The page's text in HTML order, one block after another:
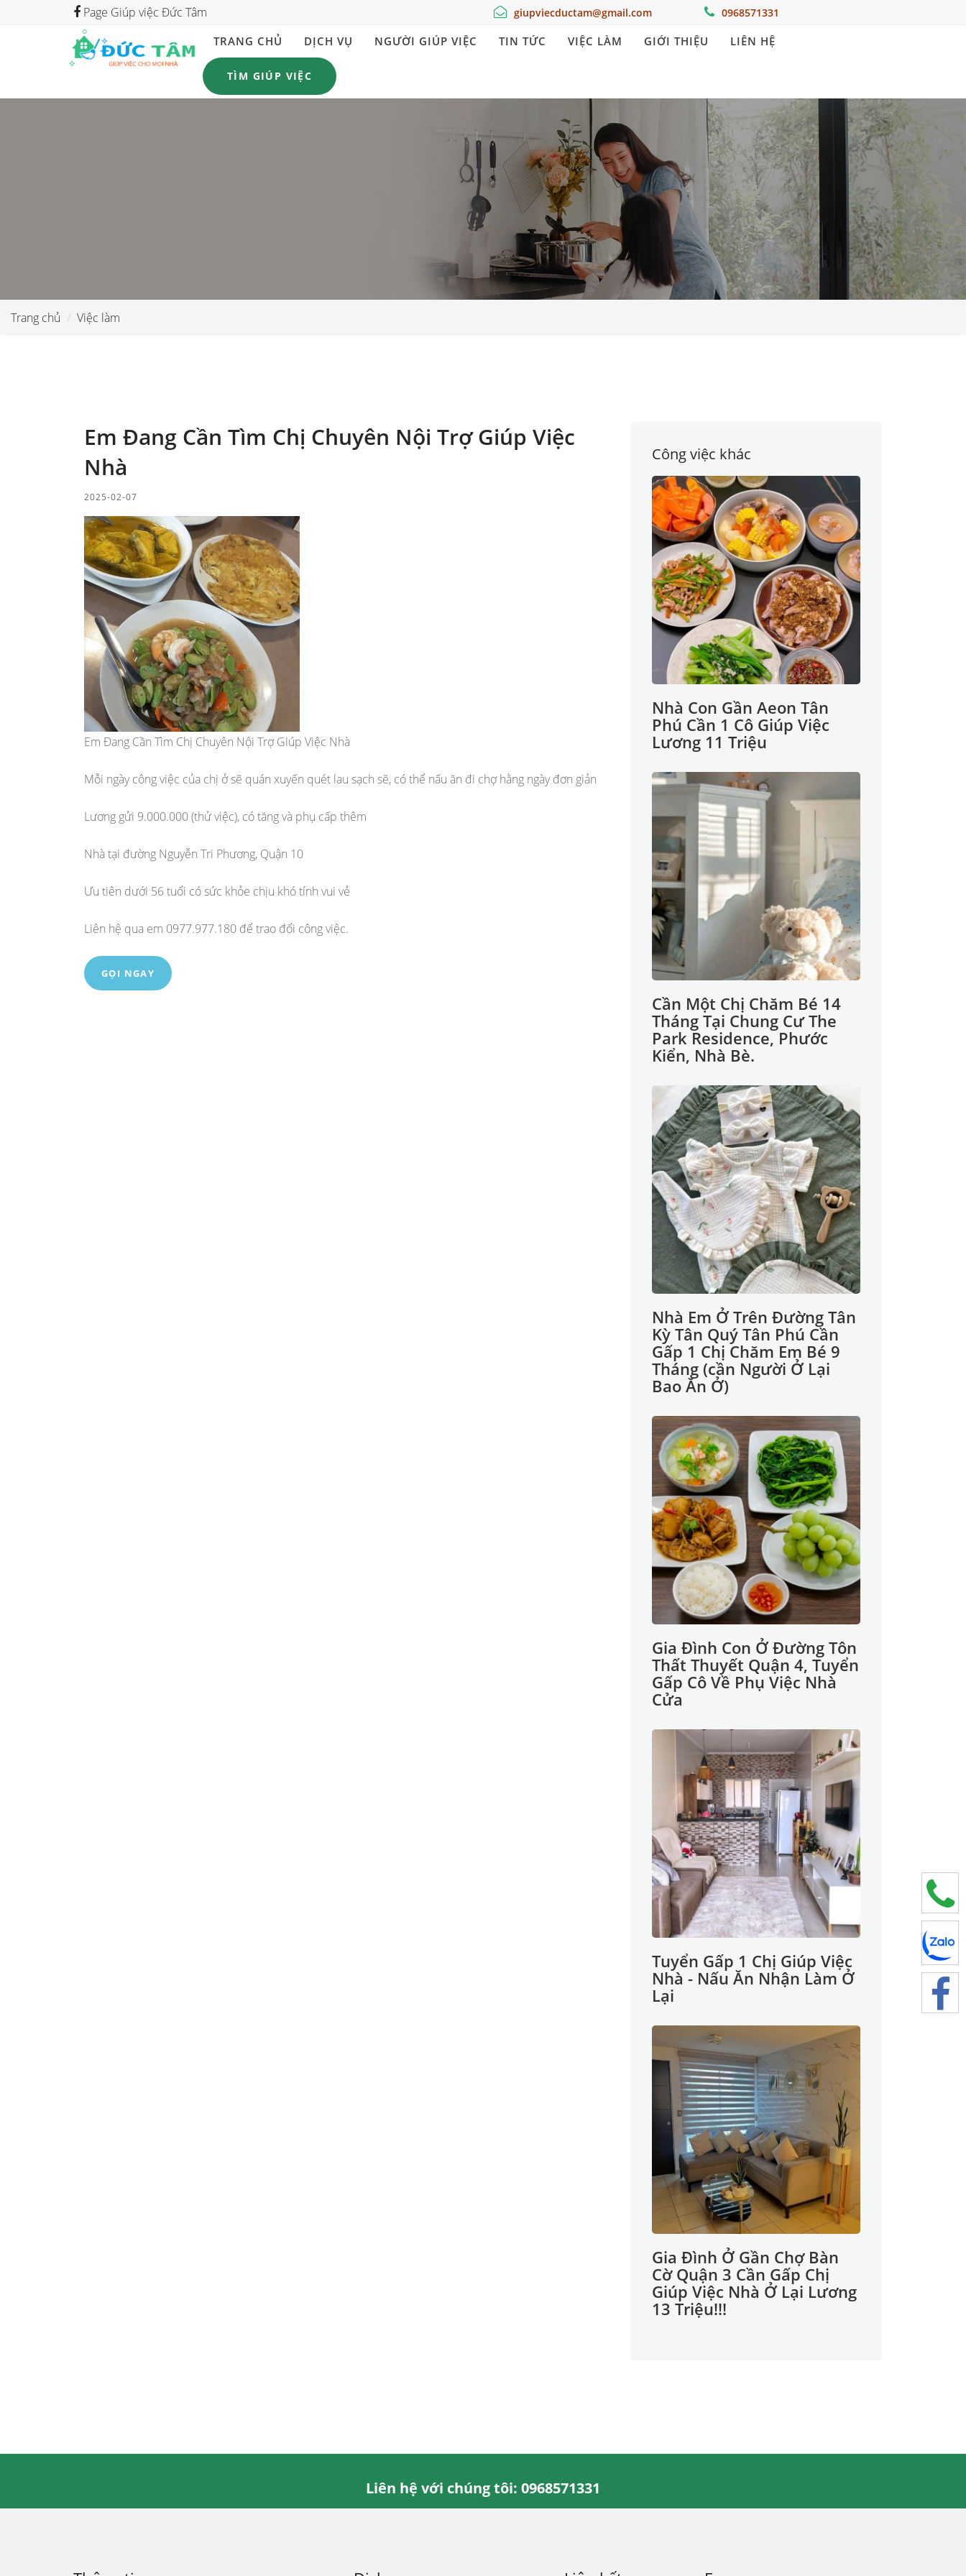
Page Giúp việc Đức Tâm giupviecductam@gmail.com 0968571331
TRANG CHỦ DỊCH VỤ NGƯỜI GIÚP VIỆC TIN TỨC VIỆC LÀM GIỚI THIỆU LIÊN HỆ
TÌM GIÚP VIỆC
Trang chủ Việc làm
Em Đang Cần Tìm Chị Chuyên Nội Trợ Giúp Việc
Nhà
2025-02-07
Em Đang Cần Tìm Chị Chuyên Nội Trợ Giúp Việc Nhà
Mỗi ngày công việc của chị ở sẽ quán xuyến quét lau sạch sẽ, có thể nấu ăn đi chợ hằng ngày đơn giản
Lương gửi 9.000.000 (thử việc), có tăng và phụ cấp thêm
Nhà tại đường Nguyễn Tri Phương, Quận 10
Ưu tiên dưới 56 tuổi có sức khỏe chịu khó tính vui vẻ
Liên hệ qua em 0977.977.180 để trao đổi công việc.
GỌI NGAY
Công việc khác
Nhà Con Gần Aeon Tân
Phú Cần 1 Cô Giúp Việc
Lương 11 Triệu
Cần Một Chị Chăm Bé 14
Tháng Tại Chung Cư The
Park Residence, Phước
Kiển, Nhà Bè.
Nhà Em Ở Trên Đường Tân
Kỳ Tân Quý Tân Phú Cần
Gấp 1 Chị Chăm Em Bé 9
Tháng (cần Người Ở Lại
Bao Ăn Ở)
Gia Đình Con Ở Đường Tôn
Thất Thuyết Quận 4, Tuyển
Gấp Cô Về Phụ Việc Nhà
Cửa
Tuyển Gấp 1 Chị Giúp Việc
Nhà - Nấu Ăn Nhận Làm Ở
Lại
Gia Đình Ở Gần Chợ Bàn
Cờ Quận 3 Cần Gấp Chị
Giúp Việc Nhà Ở Lại Lương
13 Triệu!!!
Liên hệ với chúng tôi: 0968571331